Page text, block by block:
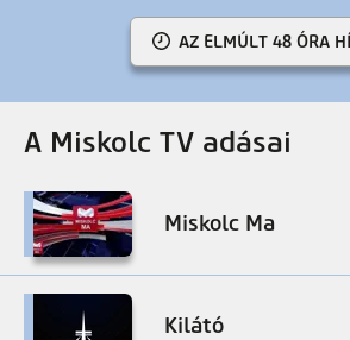
AZ ELMÚLT 48 ÓRA
A Miskolc TV adásai
Miskolc Ma
Kilátó